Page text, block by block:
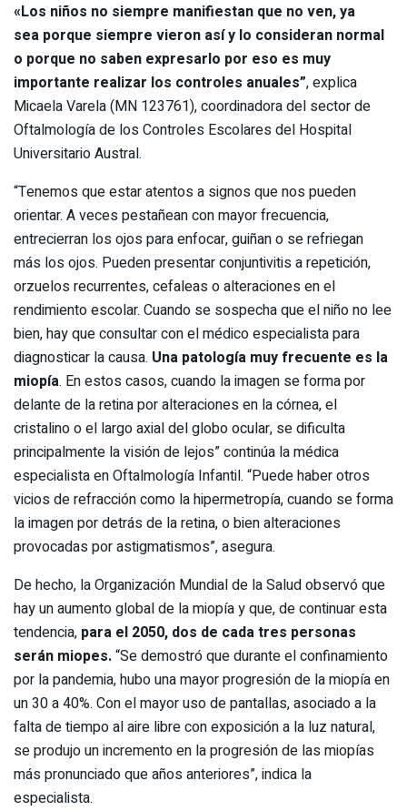
«Los niños no siempre manifiestan que no ven, ya
sea porque siempre vieron así y lo consideran normal
o porque no saben expresarlo por eso es muy
importante realizar los controles anuales”, explica
Micaela Varela (MN 123761), coordinadora del sector de
Oftalmología de los Controles Escolares del Hospital
Universitario Austral.
“Tenemos que estar atentos a signos que nos pueden
orientar. A veces pestañean con mayor frecuencia,
entrecierran los ojos para enfocar, guiñan o se refriegan
más los ojos. Pueden presentar conjuntivitis a repetición,
orzuelos recurrentes, cefaleas o alteraciones en el
rendimiento escolar. Cuando se sospecha que el niño no lee
bien, hay que consultar con el médico especialista para
diagnosticar la causa. Una patología muy frecuente es la
miopía. En estos casos, cuando la imagen se forma por
delante de la retina por alteraciones en la córnea, el
cristalino o el largo axial del globo ocular, se dificulta
principalmente la visión de lejos” continúa la médica
especialista en Oftalmología Infantil. “Puede haber otros
vicios de refracción como la hipermetropía, cuando se forma
la imagen por detrás de la retina, o bien alteraciones
provocadas por astigmatismos”, asegura.
De hecho, la Organización Mundial de la Salud observó que
hay un aumento global de la miopía y que, de continuar esta
tendencia, para el 2050, dos de cada tres personas
serán miopes.“Se demostró que durante el confinamiento
por la pandemia, hubo una mayor progresión de la miopía en
un 30 a 40%. Con el mayor uso de pantallas, asociado a la
falta de tiempo al aire libre con exposición a la luz natural,
se produjo un incremento en la progresión de las miopías
más pronunciado que años anteriores”, indica la
especialista.